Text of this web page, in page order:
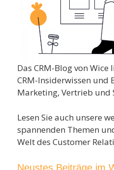
Das CRM-Blog von Wice
CRM-Insiderwissen und
Marketing, Vertrieb und
Lesen Sie auch unsere
spannenden Themen
Welt des Customer
Neustes Beiträge im